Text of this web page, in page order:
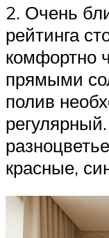
2. Очень
рейтинга
комфортно
прямыми
полив
красные,